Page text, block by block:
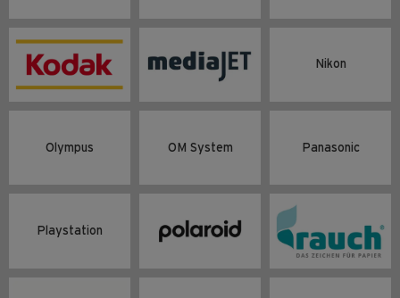
Nikon
Olympus OM System Panasonic
Playstation